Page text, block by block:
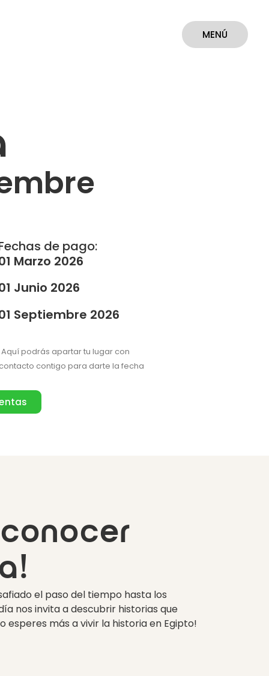
MENÚ
de pago:
Marzo 2026
Junio 2026
Septiembre 2026
Aquí podrás apartar tu lugar con
contigo para darte la fecha
el paso del tiempo hasta los
nos invita a descubrir historias que
esperes más a vivir la historia en Egipto!